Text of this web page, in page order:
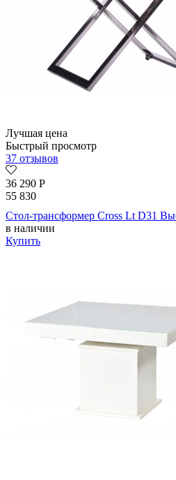
Лучшая цена
Быстрый просмотр
37 отзывов
36 290 Р
55 830
Стол-трансформер Cross Lt D31
в наличии
Купить